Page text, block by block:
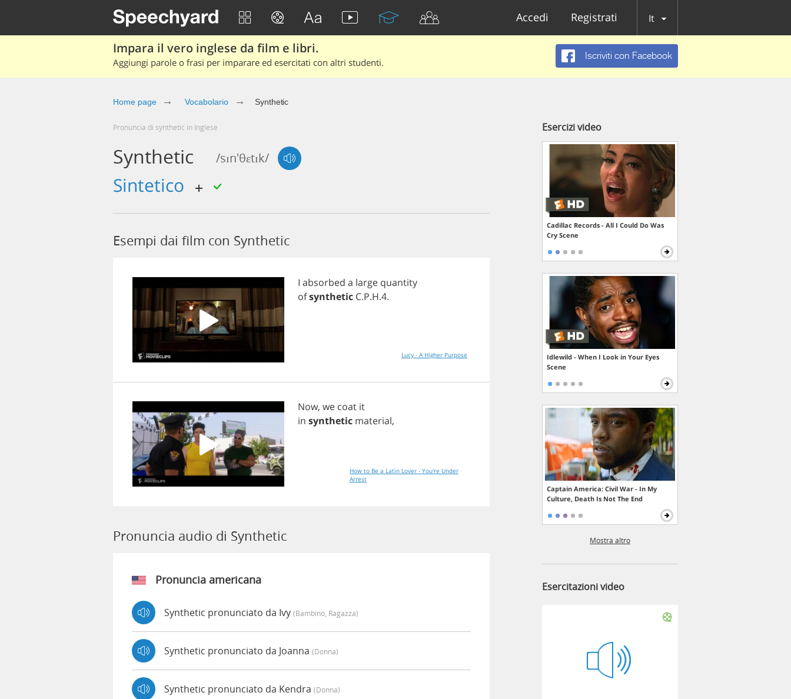
Accedi Registrati It
Impara il vero inglese da film e libri.
Aggiungi parole o frasi per imparare ed esercitati con altri studenti.
Iscriviti con Facebook
Home page Vocabolario Synthetic
Pronuncia di synthetic in Inglese
Synthetic /sɪn'θɛtɪk/
sintetico
Esempi dai film con Synthetic
I absorbed a large quantity
ofsynthetic C.P.H.4.
Lucy - A Higher Purpose
Now, we coat it
in synthetic material,
How to Be a Latin Lover - You're Under
Arrest
Pronuncia audio di Synthetic
Pronuncia americana
Synthetic pronunciato da Ivy (bambino, Ragazza)
Synthetic pronunciato da Joanna (donna)
Synthetic pronunciato da Kendra (donna)
Esercizi video
Cadillac Records - All I Could Do Was
Cry Scene
Idlewild - When I Look in Your Eyes
Scene
Captain America: Civil War - In My
Culture, Death Is Not The End
Mostra altro
Esercitazioni video